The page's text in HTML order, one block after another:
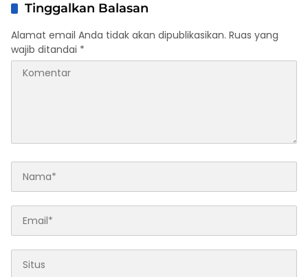
Tinggalkan Balasan
Alamat email Anda tidak akan dipublikasikan. Ruas yang
wajib ditandai *